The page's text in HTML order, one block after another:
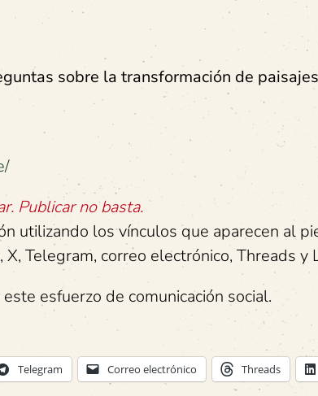
sobre la transformación de
Publicar no basta.
utilizando los vínculos que aparecen al
Telegram, correo electrónico, Threads y
esfuerzo de comunicación social.
Telegram Correo electrónico Threads